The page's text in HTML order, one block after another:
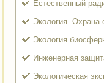
Естественный
Экология.
Экология
Инженерная
Экологическая